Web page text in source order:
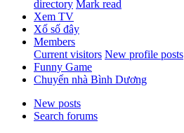
directory Mark read
Xem TV
Xổ số đây
Members
Current visitors New profile posts
Funny Game
Chuyển nhà Bình Dương
New posts
Search forums